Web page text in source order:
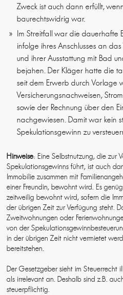
Zweck ist auch dann erfüllt,
baurechtswidrig war.
Im Streitfall war die dauerhafte
infolge ihres Anschlusses an
und ihrer Ausstattung mit Bad
bejahen. Der Kläger hatte die
seit dem Erwerb durch Vorlage
Versicherungsnachweisen,
sowie der Rechnung über den
nachgewiesen. Damit war kein
Spekulationsgewinn zu
Hinweise: Eine Selbstnutzung, die zur
Spekulationsgewinns führt, ist auch
Immobilie zusammen mit
einer Freundin, bewohnt wird. Es
zeitweilig bewohnt wird, sofern die
der übrigen Zeit zur Verfügung steht.
Zweitwohnungen oder
von der
in der übrigen Zeit nicht vermietet
bereitstehen.
Der Gesetzgeber sieht im Steuerrecht
als irrelevant an. Deshalb sind z.B.
steuerpflichtig.